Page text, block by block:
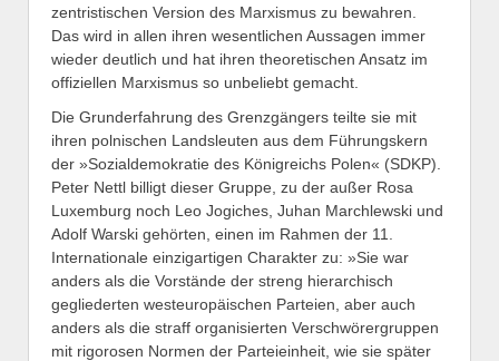
zentristischen Version des Marxismus zu bewahren.
Das wird in allen ihren wesentlichen Aussagen immer
wieder deutlich und hat ihren theoretischen Ansatz im
offiziellen Marxismus so unbeliebt gemacht.
Die Grunderfahrung des Grenzgängers teilte sie mit
ihren polnischen Landsleuten aus dem Führungskern
der »Sozialdemokratie des Königreichs Polen« (SDKP).
Peter Nettl billigt dieser Gruppe, zu der außer Rosa
Luxemburg noch Leo Jogiches, Juhan Marchlewski und
Adolf Warski gehörten, einen im Rahmen der 11.
Internationale einzigartigen Charakter zu: »Sie war
anders als die Vorstände der streng hierarchisch
gegliederten westeuropäischen Parteien, aber auch
anders als die straff organisierten Verschwörergruppen
mit rigorosen Normen der Parteieinheit, wie sie später